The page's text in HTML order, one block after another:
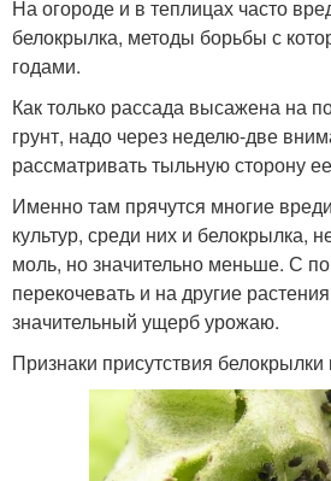
На огороде и в теплицах часто
белокрылка, методы борьбы с
годами.
Как только рассада высажена на
грунт, надо через неделю-две
рассматривать тыльную сторону
Именно там прячутся многие
культур, среди них и белокрылка,
моль, но значительно меньше. С
перекочевать и на другие
значительный ущерб урожаю.
Признаки присутствия